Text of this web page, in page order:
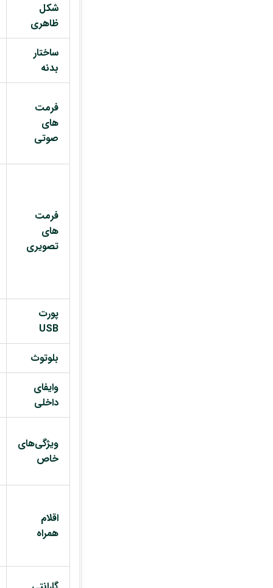
شکل
ظاهری
ساختار
بدنه
فرمت
های
صوتی
فرمت
های
تصویری
پورت
USB
بلوتوث
وایفای
داخلی
ویژگی‌های
خاص
اقلام
همراه